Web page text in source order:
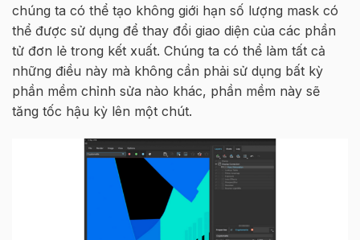
chúng ta có thể tạo không giới hạn số lượng mask có
thể được sử dụng để thay đổi giao diện của các phần
tử đơn lẻ trong kết xuất. Chúng ta có thể làm tất cả
những điều này mà không cần phải sử dụng bất kỳ
phần mềm chỉnh sửa nào khác, phần mềm này sẽ
tăng tốc hậu kỳ lên một chút.